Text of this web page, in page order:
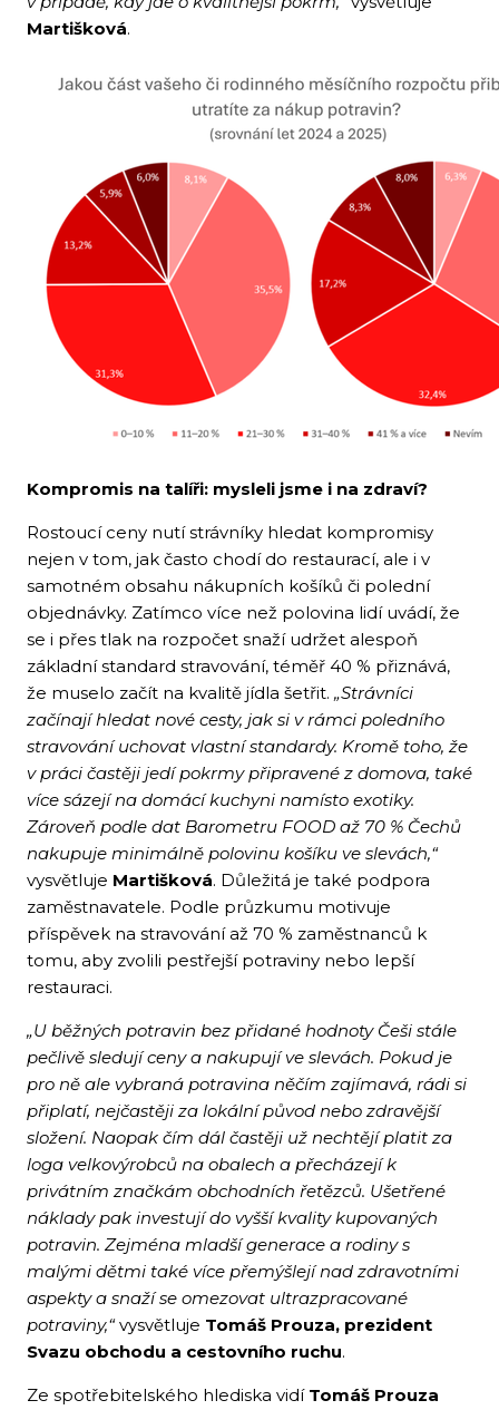
Martišková.
Kompromis na talíři: mysleli jsme i na zdraví?
Rostoucí ceny nutí strávníky hledat kompromisy
nejen v tom, jak často chodí do restaurací, ale i v
samotném obsahu nákupních košíků či polední
objednávky. Zatímco více než polovina lidí uvádí, že
se i přes tlak na rozpočet snaží udržet alespoň
základní standard stravování, téměř 40 % přiznává,
že muselo začít na kvalitě jídla šetřit. „Strávníci
začínají hledat nové cesty, jak si v rámci poledního
stravování uchovat vlastní standardy. Kromě toho, že
v práci častěji jedí pokrmy připravené z domova, také
více sázejí na domácí kuchyni namísto exotiky.
Zároveň podle dat Barometru FOOD až 70 % Čechů
nakupuje minimálně polovinu košíku ve slevách,“
vysvětluje Martišková. Důležitá je také podpora
zaměstnavatele. Podle průzkumu motivuje
příspěvek na stravování až 70 % zaměstnanců k
tomu, aby zvolili pestřejší potraviny nebo lepší
restauraci.
„U běžných potravin bez přidané hodnoty Češi stále
pečlivě sledují ceny a nakupují ve slevách. Pokud je
pro ně ale vybraná potravina něčím zajímavá, rádi si
připlatí, nejčastěji za lokální původ nebo zdravější
složení. Naopak čím dál častěji už nechtějí platit za
loga velkovýrobců na obalech a přecházejí k
privátním značkám obchodních řetězců. Ušetřené
náklady pak investují do vyšší kvality kupovaných
potravin. Zejména mladší generace a rodiny s
malými dětmi také více přemýšlejí nad zdravotními
aspekty a snaží se omezovat ultrazpracované
potraviny,“vysvětluje Tomáš Prouza, prezident
Svazu obchodu a cestovního ruchu.
Ze spotřebitelského hlediska vidí Tomáš Prouza